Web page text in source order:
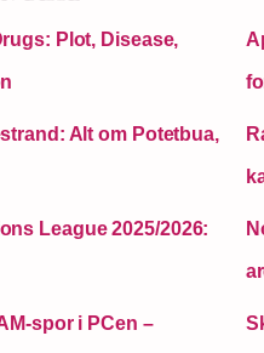
Plot, Disease,
Alt om Potetbua,
League 2025/2026:
spor i PCen –